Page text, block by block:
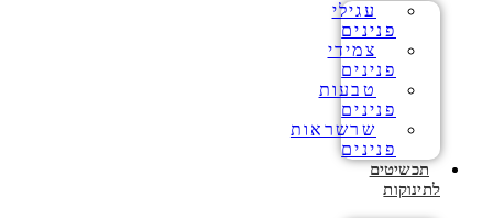
עגילי
פנינים
צמידי
פנינים
טבעות
פנינים
שרשראות
פנינים
תכשיטים
לתינוקות